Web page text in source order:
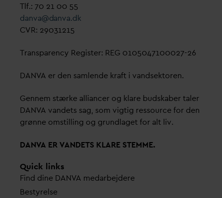
Tlf.: 70 21 00 55
danva@danva.dk
CVR: 29031215
Transparency Register: REG 0105047100027-26
DANVA er den samlende kraft i vandsektoren.
Gennem stærke alliancer og klare budskaber taler
DANVA vandets sag, som vigtig ressource for den
grønne omstilling og grundlaget for alt liv.
DANVA ERVANDETS KLARE STEMME.
Quick links
Find dine DANVA medarbejdere
Bestyrelse